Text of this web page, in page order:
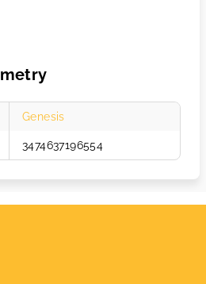
Genesis
3474637196554